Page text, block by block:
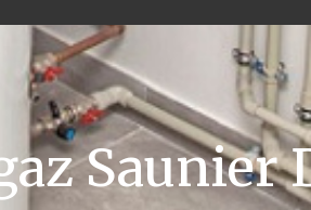
Saunier